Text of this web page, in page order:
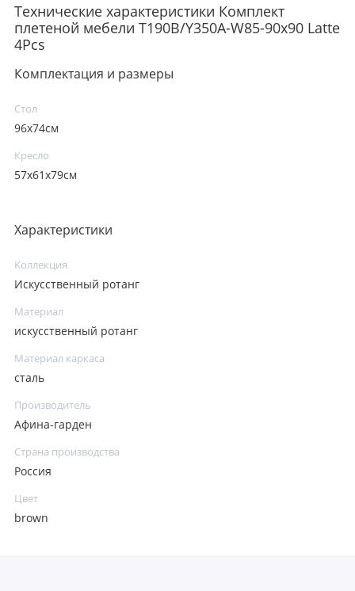
Технические характеристики Комплект
плетеной мебели T190B/Y350A-W85-90x90 Latte
4Pcs
Комплектация и размеры
Стол
96x74см
Кресло
57x61x79см
Характеристики
Коллекция
Искусственный ротанг
Материал
искусственный ротанг
Материал каркаса
сталь
Производитель
Афина-гарден
Страна производства
Россия
Цвет
brown